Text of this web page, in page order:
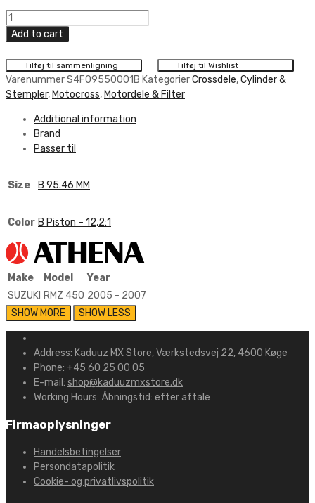
Athena
Racing
Piston
Kit
-
B
quantity
Add to cart
Tilføj til sammenligning Tilføj til Wishlist
VarenummerS4F09550001B KategorierCrossdele,Cylinder &
Stempler, Motocross, Motordele & Filter
Additional information
Brand
Passer til
Size B 95.46 MM
Color B Piston – 12,2:1
Make Model
Year
SUZUKI RMZ 450 2005 - 2007
Address: Kaduuz MX Store, Værkstedsvej 22, 4600 Køge
Phone: +45 60 25 00 05
E-mail: shop@kaduuzmxstore.dk
Working Hours: Åbningstid: efter aftale
Firmaoplysninger
Handelsbetingelser
Persondatapolitik
Cookie- og privatlivspolitik